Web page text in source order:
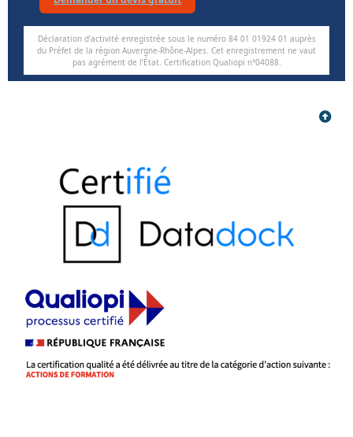
Déclaration d’activité enregistrée sous le numéro 84 01 01924 01 auprès
du Préfet de la région Auvergne-Rhône-Alpes. Cet enregistrement ne vaut
pas agrément de l’État. Certification Qualiopi n°04088.